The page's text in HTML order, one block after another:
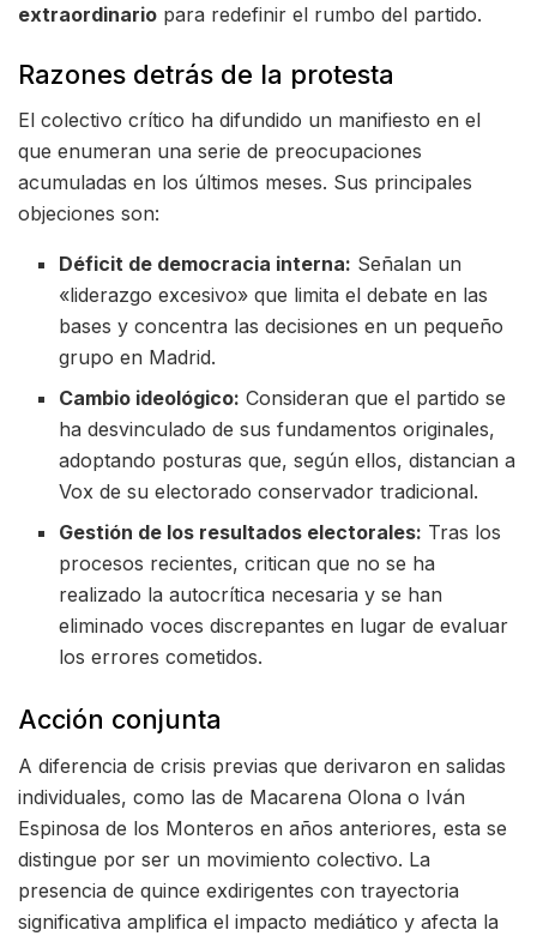
extraordinario para redefinir el rumbo del partido.
Razones detrás de la protesta
El colectivo crítico ha difundido un manifiesto en el
que enumeran una serie de preocupaciones
acumuladas en los últimos meses. Sus principales
objeciones son:
Déficit de democracia interna: Señalan un
«liderazgo excesivo» que limita el debate en las
bases y concentra las decisiones en un pequeño
grupo en Madrid.
Cambio ideológico: Consideran que el partido se
ha desvinculado de sus fundamentos originales,
adoptando posturas que, según ellos, distancian a
Vox de su electorado conservador tradicional.
Gestión de los resultados electorales: Tras los
procesos recientes, critican que no se ha
realizado la autocrítica necesaria y se han
eliminado voces discrepantes en lugar de evaluar
los errores cometidos.
Acción conjunta
A diferencia de crisis previas que derivaron en salidas
individuales, como las de Macarena Olona o Iván
Espinosa de los Monteros en años anteriores, esta se
distingue por ser un movimiento colectivo. La
presencia de quince exdirigentes con trayectoria
significativa amplifica el impacto mediático y afecta la